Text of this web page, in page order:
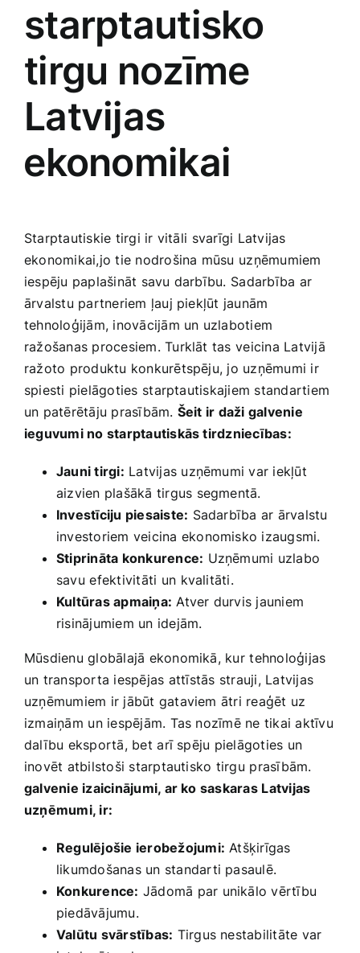
starptautisko
tirgu nozīme
Latvijas
⁢ekonomikai
Starptautiskie tirgi ir vitāli ⁤svarīgi Latvijas
ekonomikai,jo tie ‌nodrošina mūsu⁤ uzņēmumiem
iespēju paplašināt savu darbību. ⁣Sadarbība ⁤ar‌
ārvalstu partneriem ļauj piekļūt jaunām ​
tehnoloģijām, inovācijām un uzlabotiem
ražošanas procesiem. Turklāt tas ⁤veicina Latvijā
ražoto produktu konkurētspēju, jo uzņēmumi ir ​
spiesti pielāgoties ⁤starptautiskajiem ‌standartiem⁣
un patērētāju prasībām. Šeit ir daži galvenie
ieguvumi no starptautiskās tirdzniecības:
Jauni tirgi: Latvijas uzņēmumi var iekļūt
aizvien plašākā tirgus segmentā.
Investīciju piesaiste: Sadarbība ar ārvalstu
investoriem veicina ​ekonomisko izaugsmi.
Stiprināta konkurence: Uzņēmumi uzlabo
savu⁤ efektivitāti⁢ un kvalitāti.
Kultūras apmaiņa: Atver durvis jauniem
risinājumiem un ‌idejām.
Mūsdienu globālajā ekonomikā, kur ⁣tehnoloģijas
un​ transporta iespējas ⁣attīstās strauji, Latvijas
uzņēmumiem ir jābūt gataviem ātri reaģēt uz
izmaiņām⁣ un iespējām. Tas nozīmē ‌ne tikai aktīvu
​dalību eksportā, bet ⁢arī spēju pielāgoties‍ un
inovēt‍ atbilstoši ​starptautisko tirgu⁢ prasībām.
galvenie izaicinājumi, ar ko saskaras⁢ Latvijas
uzņēmumi,‌ ir:
Regulējošie ierobežojumi: Atšķirīgas⁣
likumdošanas‌ un standarti ​pasaulē.
Konkurence: Jādomā par unikālo vērtību
piedāvājumu.
Valūtu svārstības: Tirgus nestabilitāte var